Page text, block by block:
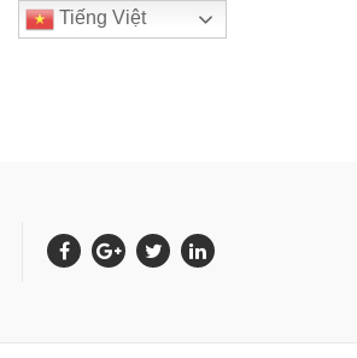
Tiếng Việt